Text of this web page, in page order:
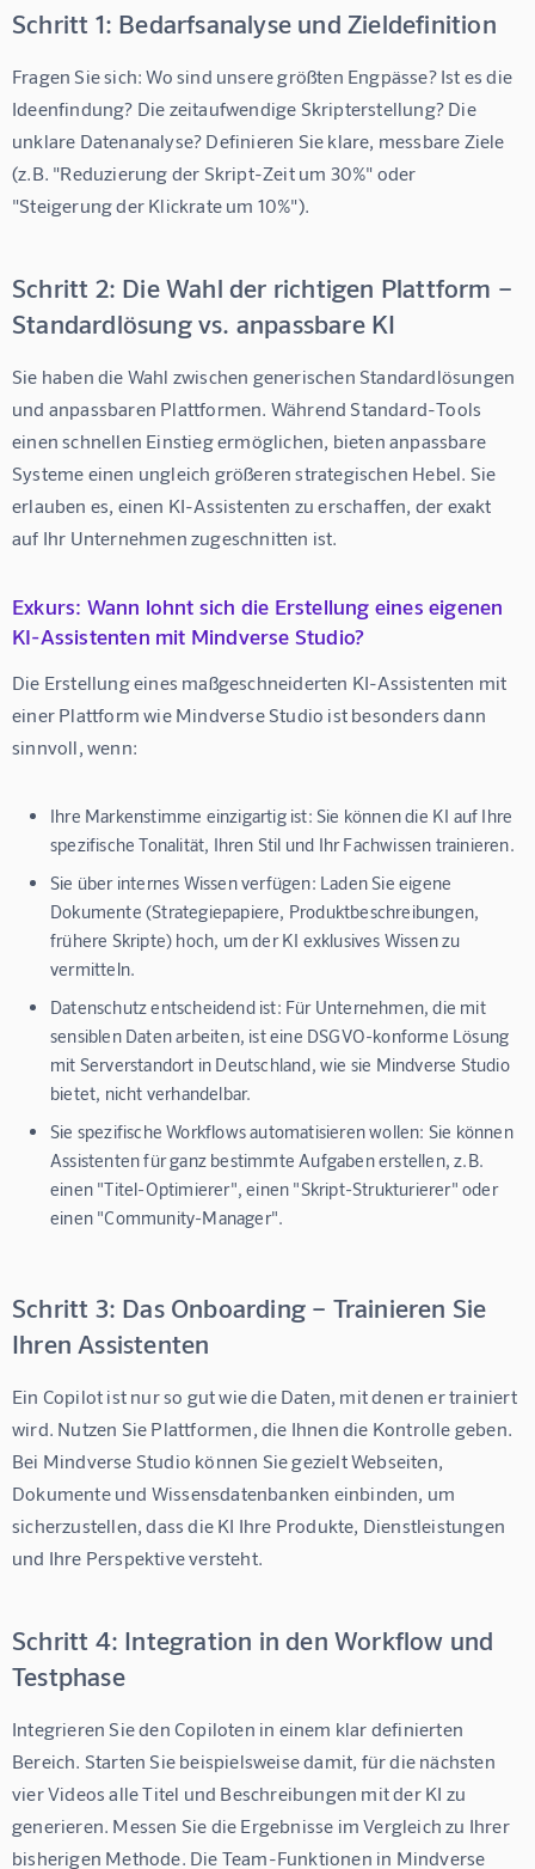
Schritt 1: Bedarfsanalyse und Zieldefinition
Fragen Sie sich: Wo sind unsere größten Engpässe? Ist es die
Ideenfindung? Die zeitaufwendige Skripterstellung? Die
unklare Datenanalyse? Definieren Sie klare, messbare Ziele
(z.B. "Reduzierung der Skript-Zeit um 30%" oder
"Steigerung der Klickrate um 10%").
Schritt 2: Die Wahl der richtigen Plattform –
Standardlösung vs. anpassbare KI
Sie haben die Wahl zwischen generischen Standardlösungen
und anpassbaren Plattformen. Während Standard-Tools
einen schnellen Einstieg ermöglichen, bieten anpassbare
Systeme einen ungleich größeren strategischen Hebel. Sie
erlauben es, einen KI-Assistenten zu erschaffen, der exakt
auf Ihr Unternehmen zugeschnitten ist.
Exkurs: Wann lohnt sich die Erstellung eines eigenen
KI-Assistenten mit Mindverse Studio?
Die Erstellung eines maßgeschneiderten KI-Assistenten mit
einer Plattform wie Mindverse Studio ist besonders dann
sinnvoll, wenn:
Ihre Markenstimme einzigartig ist: Sie können die KI auf Ihre
spezifische Tonalität, Ihren Stil und Ihr Fachwissen trainieren.
Sie über internes Wissen verfügen: Laden Sie eigene
Dokumente (Strategiepapiere, Produktbeschreibungen,
frühere Skripte) hoch, um der KI exklusives Wissen zu
vermitteln.
Datenschutz entscheidend ist: Für Unternehmen, die mit
sensiblen Daten arbeiten, ist eine DSGVO-konforme Lösung
mit Serverstandort in Deutschland, wie sie Mindverse Studio
bietet, nicht verhandelbar.
Sie spezifische Workflows automatisieren wollen: Sie können
Assistenten für ganz bestimmte Aufgaben erstellen, z.B.
einen "Titel-Optimierer", einen "Skript-Strukturierer" oder
einen "Community-Manager".
Schritt 3: Das Onboarding – Trainieren Sie
Ihren Assistenten
Ein Copilot ist nur so gut wie die Daten, mit denen er trainiert
wird. Nutzen Sie Plattformen, die Ihnen die Kontrolle geben.
Bei Mindverse Studio können Sie gezielt Webseiten,
Dokumente und Wissensdatenbanken einbinden, um
sicherzustellen, dass die KI Ihre Produkte, Dienstleistungen
und Ihre Perspektive versteht.
Schritt 4: Integration in den Workflow und
Testphase
Integrieren Sie den Copiloten in einem klar definierten
Bereich. Starten Sie beispielsweise damit, für die nächsten
vier Videos alle Titel und Beschreibungen mit der KI zu
generieren. Messen Sie die Ergebnisse im Vergleich zu Ihrer
bisherigen Methode. Die Team-Funktionen in Mindverse